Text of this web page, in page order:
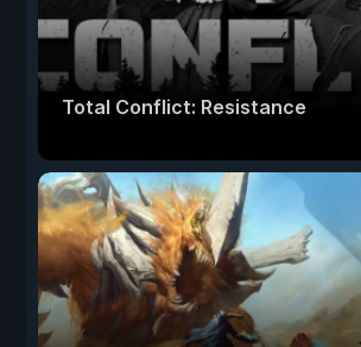
Total Conflict: Resistance